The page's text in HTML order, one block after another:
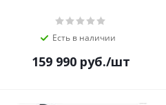
Есть в наличии
159 990 руб./шт